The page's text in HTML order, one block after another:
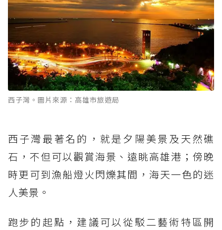
西子灣。圖片來源：高雄市旅遊局
西子灣最著名的，就是夕陽美景及天然礁
石，不但可以觀賞海景、遠眺高雄港；傍晚
時更可到漁船燈火閃爍其間，海天一色的迷
人美景。
跑步的起點，建議可以從駁二藝術特區開